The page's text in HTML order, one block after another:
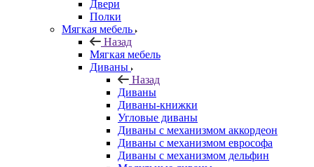
Двери
Полки
Мягкая мебель
Назад
Мягкая мебель
Диваны
Назад
Диваны
Диваны-книжки
Угловые диваны
Диваны с механизмом аккордеон
Диваны с механизмом еврософа
Диваны с механизмом дельфин